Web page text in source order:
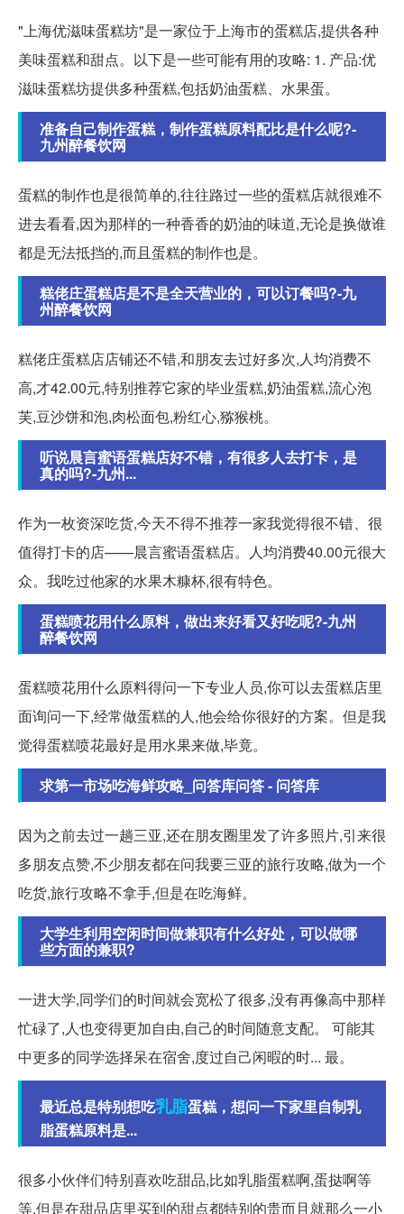
"上海优滋味蛋糕坊"是一家位于上海市的蛋糕店,提供各种
美味蛋糕和甜点。以下是一些可能有用的攻略: 1. 产品:优
滋味蛋糕坊提供多种蛋糕,包括奶油蛋糕、水果蛋。
准备自己制作蛋糕，制作蛋糕原料配比是什么呢?-
九州醉餐饮网
蛋糕的制作也是很简单的,往往路过一些的蛋糕店就很难不
进去看看,因为那样的一种香香的奶油的味道,无论是换做谁
都是无法抵挡的,而且蛋糕的制作也是。
糕佬庄蛋糕店是不是全天营业的，可以订餐吗?-九
州醉餐饮网
糕佬庄蛋糕店店铺还不错,和朋友去过好多次,人均消费不
高,才42.00元,特别推荐它家的毕业蛋糕,奶油蛋糕,流心泡
芙,豆沙饼和泡,肉松面包,粉红心,猕猴桃。
听说晨言蜜语蛋糕店好不错，有很多人去打卡，是
真的吗?-九州...
作为一枚资深吃货,今天不得不推荐一家我觉得很不错、很
值得打卡的店——晨言蜜语蛋糕店。人均消费40.00元很大
众。我吃过他家的水果木糠杯,很有特色。
蛋糕喷花用什么原料，做出来好看又好吃呢?-九州
醉餐饮网
蛋糕喷花用什么原料得问一下专业人员,你可以去蛋糕店里
面询问一下,经常做蛋糕的人,他会给你很好的方案。但是我
觉得蛋糕喷花最好是用水果来做,毕竟。
求第一市场吃海鲜攻略_问答库问答 - 问答库
因为之前去过一趟三亚,还在朋友圈里发了许多照片,引来很
多朋友点赞,不少朋友都在问我要三亚的旅行攻略,做为一个
吃货,旅行攻略不拿手,但是在吃海鲜。
大学生利用空闲时间做兼职有什么好处，可以做哪
些方面的兼职?
一进大学,同学们的时间就会宽松了很多,没有再像高中那样
忙碌了,人也变得更加自由,自己的时间随意支配。 可能其
中更多的同学选择呆在宿舍,度过自己闲暇的时... 最。
最近总是特别想吃乳脂蛋糕，想问一下家里自制乳
脂蛋糕原料是...
很多小伙伴们特别喜欢吃甜品,比如乳脂蛋糕啊,蛋挞啊等
等,但是在甜品店里买到的甜点都特别的贵而且就那么一小